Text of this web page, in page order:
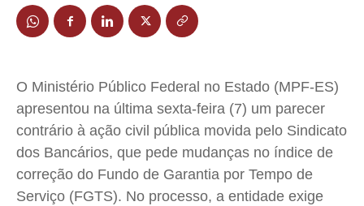
Educação
Saúde
Cidades
Cultura
Educação
Saúde
Cidades
Cultura
Educação
Saúde
Cidades
Cultura
Educação
Saúde
Cidades
Cultura
O Ministério Público Federal no Estado (MPF-ES)
apresentou na última sexta-feira (7) um parecer
contrário à ação civil pública movida pelo Sindicato
dos Bancários, que pede mudanças no índice de
correção do Fundo de Garantia por Tempo de
Serviço (FGTS). No processo, a entidade exige